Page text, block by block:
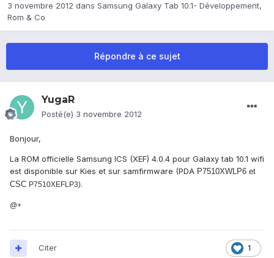
3 novembre 2012 dans Samsung Galaxy Tab 10.1- Développement,
Rom & Co
Répondre à ce sujet
YugaR
Posté(e) 3 novembre 2012
Bonjour,
La ROM officielle Samsung ICS (XEF) 4.0.4 pour Galaxy tab 10.1 wifi
est disponible sur Kies et sur samfirmware (PDA P7510XWLP6 et
CSC P7510XEFLP3).
@+
1
Citer